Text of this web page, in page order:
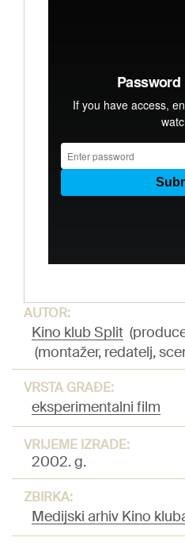
AUTOR:
Kino klub Split
(montažer, redatelj,
VRSTA GRAĐE:
eksperimentalni film
VRIJEME IZRADE:
2002. g.
ZBIRKA:
Medijski arhiv Kino